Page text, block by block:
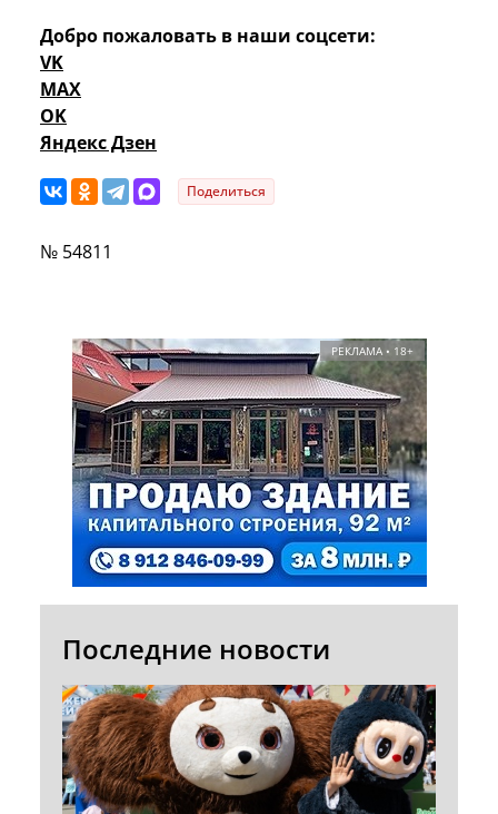
Добро пожаловать в наши соцсети:
VK
MAX
OK
Яндекс Дзен
Поделиться
№ 54811
РЕКЛАМА • 18+
Последние новости